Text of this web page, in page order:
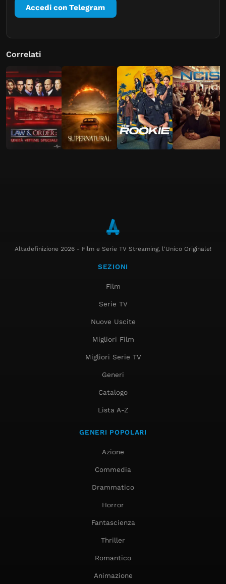
Accedi con Telegram
Correlati
Altadefinizione 2026 - Film e Serie TV Streaming, l'Unico Originale!
SEZIONI
Film
Serie TV
Nuove Uscite
Migliori Film
Migliori Serie TV
Generi
Catalogo
Lista A-Z
GENERI POPOLARI
Azione
Commedia
Drammatico
Horror
Fantascienza
Thriller
Romantico
Animazione